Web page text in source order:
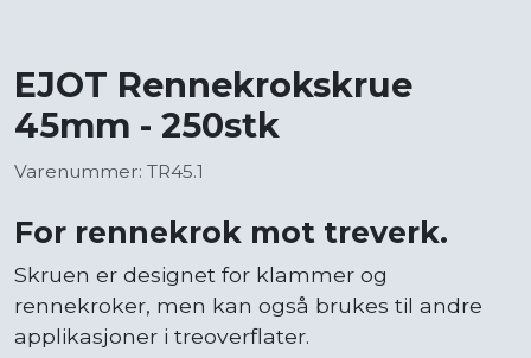
EJOT Rennekrokskrue
45mm - 250stk
Varenummer: TR45.1
For rennekrok mot treverk.
Skruen er designet for klammer og
rennekroker, men kan også brukes til andre
applikasjoner i treoverflater.